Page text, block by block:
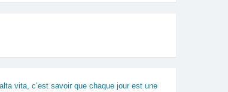
vita, c’est savoir que chaque jour est une